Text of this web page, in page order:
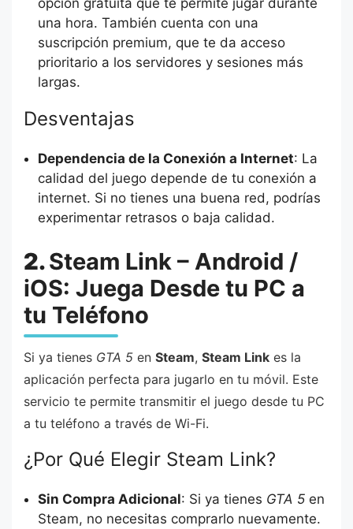
opción gratuita que te permite jugar durante
una hora. También cuenta con una
suscripción premium, que te da acceso
prioritario a los servidores y sesiones más
largas.
Desventajas
Dependencia de la Conexión a Internet: La
calidad del juego depende de tu conexión a
internet. Si no tienes una buena red, podrías
experimentar retrasos o baja calidad.
2.Steam Link – Android /
iOS: Juega Desde tu PC a
tu Teléfono
Si ya tienes GTA 5 en Steam, Steam Link es la
aplicación perfecta para jugarlo en tu móvil. Este
servicio te permite transmitir el juego desde tu PC
a tu teléfono a través de Wi-Fi.
¿Por Qué Elegir Steam Link?
Sin Compra Adicional: Si ya tienes GTA 5en
Steam, no necesitas comprarlo nuevamente.